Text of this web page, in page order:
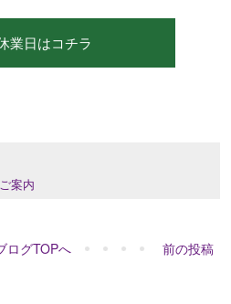
業日はコチラ
ご案内
前の投稿
ログTOPへ